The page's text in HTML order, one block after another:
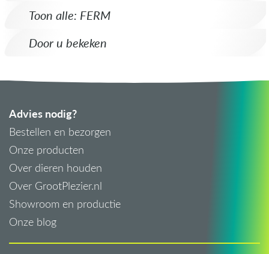
Toon alle: FERM
Door u bekeken
Advies nodig?
Bestellen en bezorgen
Onze producten
Over dieren houden
Over GrootPlezier.nl
Showroom en productie
Onze blog